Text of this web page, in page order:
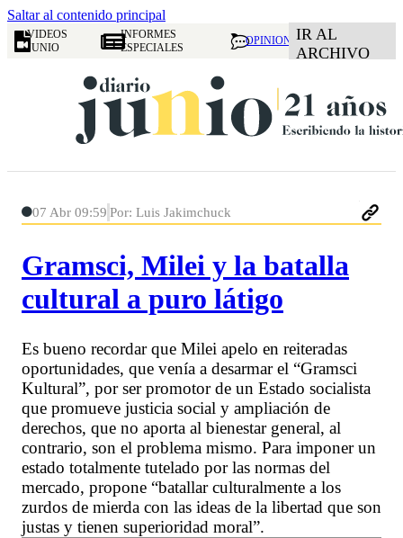
Saltar al contenido principal
VIDEOS
JUNIO
INFORMES
ESPECIALES
OPINION IR AL
ARCHIVO
07 Abr 09:59 Por: Luis Jakimchuck
Gramsci, Milei y la batalla
cultural a puro látigo
Es bueno recordar que Milei apelo en reiteradas
oportunidades, que venía a desarmar el “Gramsci
Kultural”, por ser promotor de un Estado socialista
que promueve justicia social y ampliación de
derechos, que no aporta al bienestar general, al
contrario, son el problema mismo. Para imponer un
estado totalmente tutelado por las normas del
mercado, propone “batallar culturalmente a los
zurdos de mierda con las ideas de la libertad que son
justas y tienen superioridad moral”.